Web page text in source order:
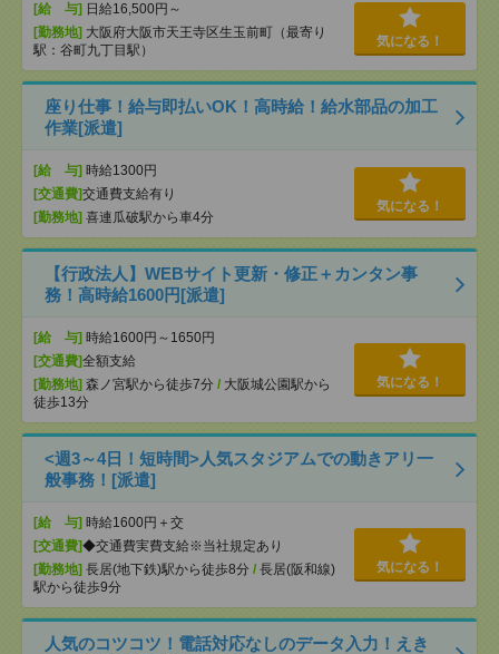
[給 与] 日給16,500円～
[勤務地] 大阪府大阪市天王寺区生玉前町（最寄り
駅：谷町九丁目駅）
気になる！
座り仕事！給与即払いOK！高時給！給水部品の加工
作業[派遣]
[給 与] 時給1300円
[交通費]交通費支給有り
[勤務地] 喜連瓜破駅から車4分
気になる！
【行政法人】WEBサイト更新・修正＋カンタン事
務！高時給1600円[派遣]
[給 与] 時給1600円～1650円
[交通費]全額支給
[勤務地] 森ノ宮駅から徒歩7分 / 大阪城公園駅から
徒歩13分
気になる！
<週3～4日！短時間>人気スタジアムでの動きアリ一
般事務！[派遣]
[給 与] 時給1600円＋交
[交通費]◆交通費実費支給※当社規定あり
[勤務地] 長居(地下鉄)駅から徒歩8分 / 長居(阪和線)
駅から徒歩9分
気になる！
人気のコツコツ！電話対応なしのデータ入力！えき